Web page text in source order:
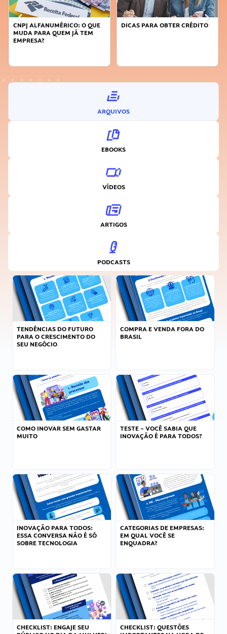
O QUE
TEM
DICAS PARA OBTER CRÉDITO
FAÇA A DIFERENÇA: SEJA
ARQUIVOS
EBOOKS
VÍDEOS
ARTIGOS
PODCASTS
TENDÊNCIAS DO FUTURO
PARA O CRESCIMENTO DO
SEU NEGÓCIO
COMPRA E VENDA FORA DO
BRASIL
COMO INOVAR SEM GASTAR
MUITO
TESTE – VOCÊ SABIA QUE
INOVAÇÃO É PARA TODOS?
INOVAÇÃO PARA TODOS:
ESSA CONVERSA NÃO É SÓ
SOBRE TECNOLOGIA
CATEGORIAS DE EMPRESAS:
EM QUAL VOCÊ SE
ENQUADRA?
CHECKLIST: ENGAJE SEU
CHECKLIST: QUESTÕES